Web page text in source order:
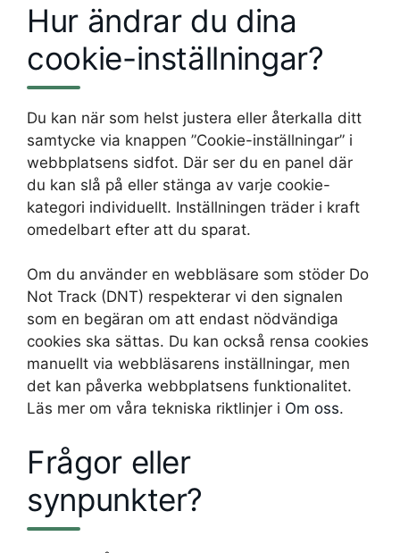
Hur ändrar du dina
cookie-inställningar?
Du kan när som helst justera eller återkalla ditt
samtycke via knappen ”Cookie-inställningar” i
webbplatsens sidfot. Där ser du en panel där
du kan slå på eller stänga av varje cookie-
kategori individuellt. Inställningen träder i kraft
omedelbart efter att du sparat.
Om du använder en webbläsare som stöder Do
Not Track (DNT) respekterar vi den signalen
som en begäran om att endast nödvändiga
cookies ska sättas. Du kan också rensa cookies
manuellt via webbläsarens inställningar, men
det kan påverka webbplatsens funktionalitet.
Läs mer om våra tekniska riktlinjer i Om oss.
Frågor eller
synpunkter?